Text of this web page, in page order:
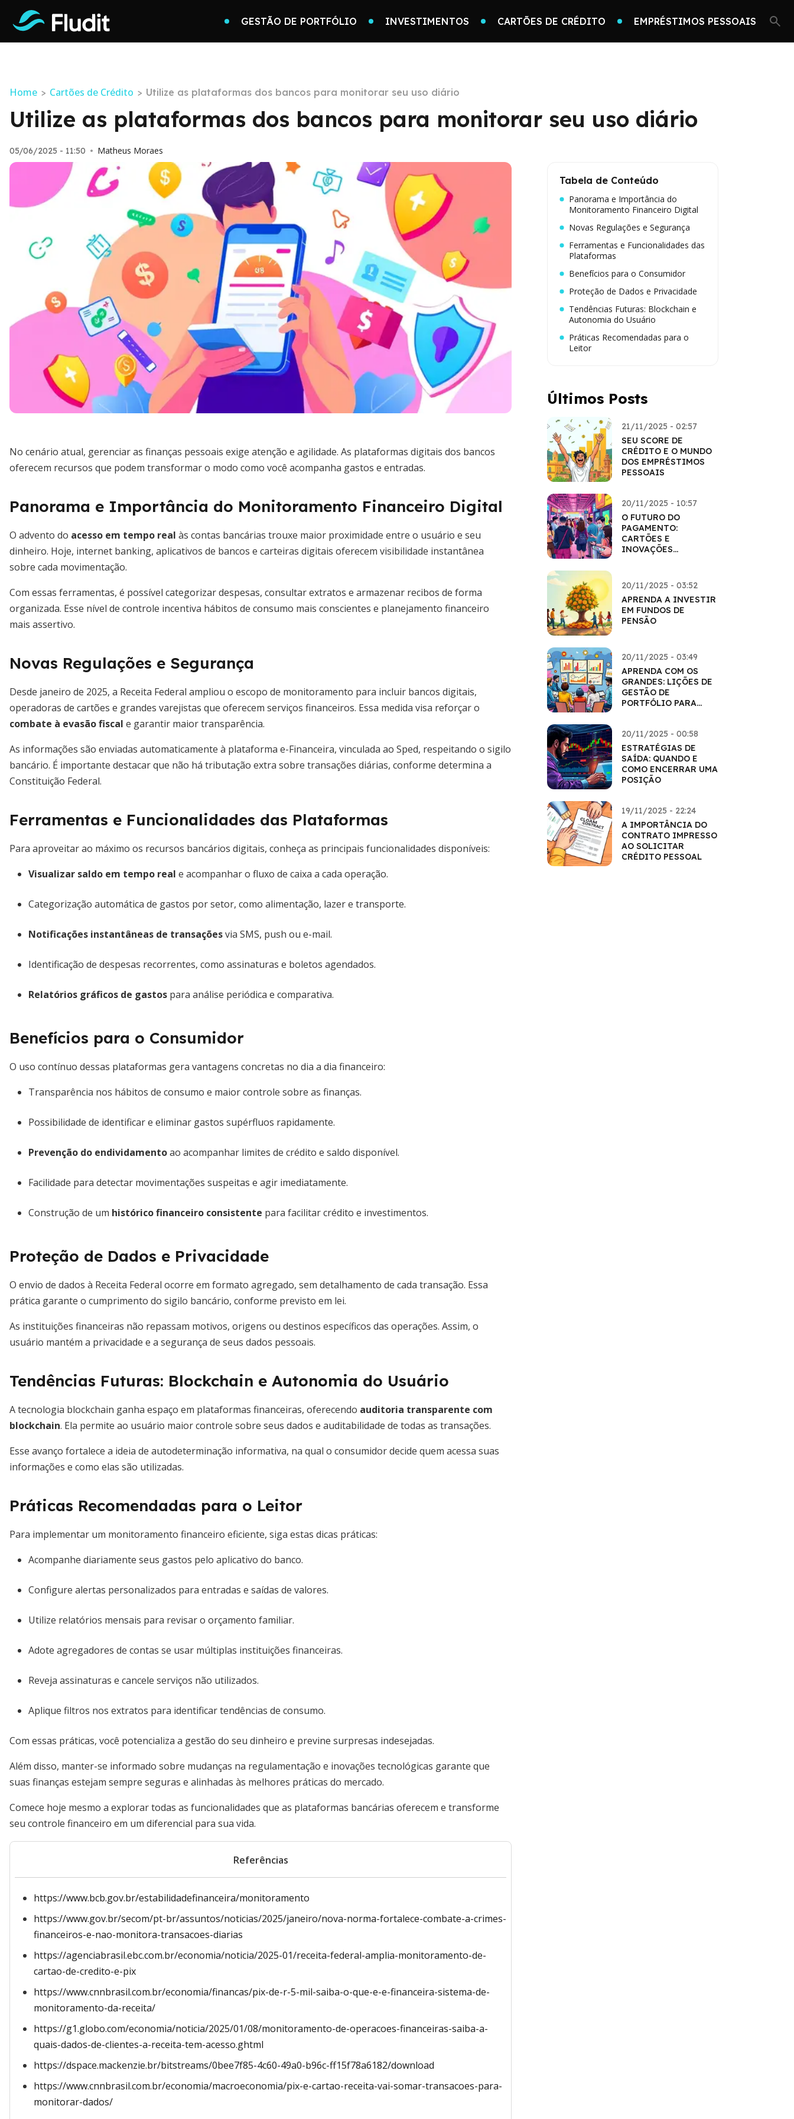
GESTÃO DE PORTFÓLIO INVESTIMENTOS CARTÕES DE CRÉDITO EMPRÉSTIMOS PESSOAIS
Home > Cartões de Crédito > Utilize as plataformas dos bancos para monitorar seu uso diário
Utilize as plataformas dos bancos para monitorar seu uso diário
05/06/2025 - 11:50 • Matheus Moraes
No cenário atual, gerenciar as finanças pessoais exige atenção e agilidade. As plataformas digitais dos bancos
oferecem recursos que podem transformar o modo como você acompanha gastos e entradas.
Panorama e Importância do Monitoramento Financeiro Digital
O advento do acesso em tempo real às contas bancárias trouxe maior proximidade entre o usuário e seu
dinheiro. Hoje, internet banking, aplicativos de bancos e carteiras digitais oferecem visibilidade instantânea
sobre cada movimentação.
Com essas ferramentas, é possível categorizar despesas, consultar extratos e armazenar recibos de forma
organizada. Esse nível de controle incentiva hábitos de consumo mais conscientes e planejamento financeiro
mais assertivo.
Novas Regulações e Segurança
Desde janeiro de 2025, a Receita Federal ampliou o escopo de monitoramento para incluir bancos digitais,
operadoras de cartões e grandes varejistas que oferecem serviços financeiros. Essa medida visa reforçar o
combate à evasão fiscal e garantir maior transparência.
As informações são enviadas automaticamente à plataforma e-Financeira, vinculada ao Sped, respeitando o sigilo
bancário. É importante destacar que não há tributação extra sobre transações diárias, conforme determina a
Constituição Federal.
Ferramentas e Funcionalidades das Plataformas
Para aproveitar ao máximo os recursos bancários digitais, conheça as principais funcionalidades disponíveis:
Visualizar saldo em tempo real e acompanhar o fluxo de caixa a cada operação.
Categorização automática de gastos por setor, como alimentação, lazer e transporte.
Notificações instantâneas de transaçõesvia SMS, push ou e-mail.
Identificação de despesas recorrentes, como assinaturas e boletos agendados.
Relatórios gráficos de gastos para análise periódica e comparativa.
Benefícios para o Consumidor
O uso contínuo dessas plataformas gera vantagens concretas no dia a dia financeiro:
Transparência nos hábitos de consumo e maior controle sobre as finanças.
Possibilidade de identificar e eliminar gastos supérfluos rapidamente.
Prevenção do endividamentoao acompanhar limites de crédito e saldo disponível.
Facilidade para detectar movimentações suspeitas e agir imediatamente.
Construção de um histórico financeiro consistente para facilitar crédito e investimentos.
Proteção de Dados e Privacidade
O envio de dados à Receita Federal ocorre em formato agregado, sem detalhamento de cada transação. Essa
prática garante o cumprimento do sigilo bancário, conforme previsto em lei.
As instituições financeiras não repassam motivos, origens ou destinos específicos das operações. Assim, o
usuário mantém a privacidade e a segurança de seus dados pessoais.
Tendências Futuras: Blockchain e Autonomia do Usuário
A tecnologia blockchain ganha espaço em plataformas financeiras, oferecendo auditoria transparente com
blockchain. Ela permite ao usuário maior controle sobre seus dados e auditabilidade de todas as transações.
Esse avanço fortalece a ideia de autodeterminação informativa, na qual o consumidor decide quem acessa suas
informações e como elas são utilizadas.
Práticas Recomendadas para o Leitor
Para implementar um monitoramento financeiro eficiente, siga estas dicas práticas:
Acompanhe diariamente seus gastos pelo aplicativo do banco.
Configure alertas personalizados para entradas e saídas de valores.
Utilize relatórios mensais para revisar o orçamento familiar.
Adote agregadores de contas se usar múltiplas instituições financeiras.
Reveja assinaturas e cancele serviços não utilizados.
Aplique filtros nos extratos para identificar tendências de consumo.
Com essas práticas, você potencializa a gestão do seu dinheiro e previne surpresas indesejadas.
Além disso, manter-se informado sobre mudanças na regulamentação e inovações tecnológicas garante que
suas finanças estejam sempre seguras e alinhadas às melhores práticas do mercado.
Comece hoje mesmo a explorar todas as funcionalidades que as plataformas bancárias oferecem e transforme
seu controle financeiro em um diferencial para sua vida.
Referências
https://www.bcb.gov.br/estabilidadefinanceira/monitoramento
https://www.gov.br/secom/pt-br/assuntos/noticias/2025/janeiro/nova-norma-fortalece-combate-a-crimes-
financeiros-e-nao-monitora-transacoes-diarias
https://agenciabrasil.ebc.com.br/economia/noticia/2025-01/receita-federal-amplia-monitoramento-de-
cartao-de-credito-e-pix
https://www.cnnbrasil.com.br/economia/financas/pix-de-r-5-mil-saiba-o-que-e-e-financeira-sistema-de-
monitoramento-da-receita/
https://g1.globo.com/economia/noticia/2025/01/08/monitoramento-de-operacoes-financeiras-saiba-a-
quais-dados-de-clientes-a-receita-tem-acesso.ghtml
https://dspace.mackenzie.br/bitstreams/0bee7f85-4c60-49a0-b96c-ff15f78a6182/download
https://www.cnnbrasil.com.br/economia/macroeconomia/pix-e-cartao-receita-vai-somar-transacoes-para-
monitorar-dados/
Tabela de Conteúdo
Panorama e Importância do
Monitoramento Financeiro Digital
Novas Regulações e Segurança
Ferramentas e Funcionalidades das
Plataformas
Benefícios para o Consumidor
Proteção de Dados e Privacidade
Tendências Futuras: Blockchain e
Autonomia do Usuário
Práticas Recomendadas para o
Leitor
Últimos Posts
21/11/2025 - 02:57
SEU SCORE DE
CRÉDITO E O MUNDO
DOS EMPRÉSTIMOS
PESSOAIS
20/11/2025 - 10:57
O FUTURO DO
PAGAMENTO:
CARTÕES E
INOVAÇÕES
20/11/2025 - 03:52
APRENDA A INVESTIR
EM FUNDOS DE
PENSÃO
20/11/2025 - 03:49
APRENDA COM OS
GRANDES: LIÇÕES DE
GESTÃO DE
PORTFÓLIO PARA
20/11/2025 - 00:58
ESTRATÉGIAS DE
SAÍDA: QUANDO E
COMO ENCERRAR UMA
POSIÇÃO
19/11/2025 - 22:24
A IMPORTÂNCIA DO
CONTRATO IMPRESSO
AO SOLICITAR
CRÉDITO PESSOAL